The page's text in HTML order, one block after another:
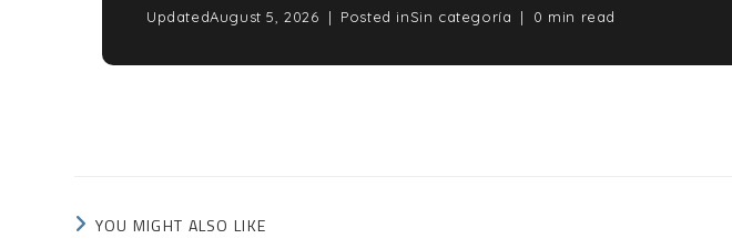
UpdatedAugust 5, 2026 Posted inSin categoría 0 min read
YOU MIGHT ALSO LIKE